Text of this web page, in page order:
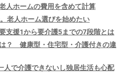
人ホームの費用を含めて計算
老人ホーム選びを始めたい
支援1から要介護5までの7段階とは
？ 健康型・住宅型・介護付きの違
人で介護できないし独居生活も心配